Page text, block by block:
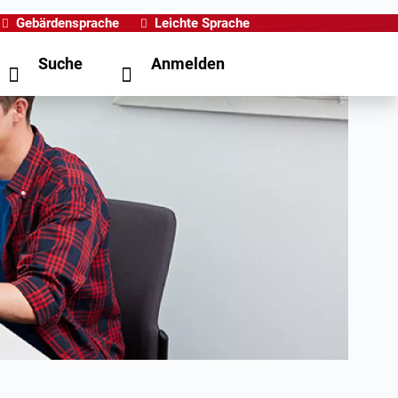
Gebärdensprache Leichte Sprache
Suche Anmelden